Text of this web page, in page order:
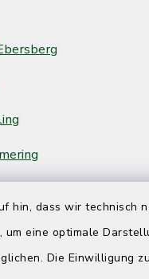
hin, dass wir technisch
um eine optimale
Die Einwilligung